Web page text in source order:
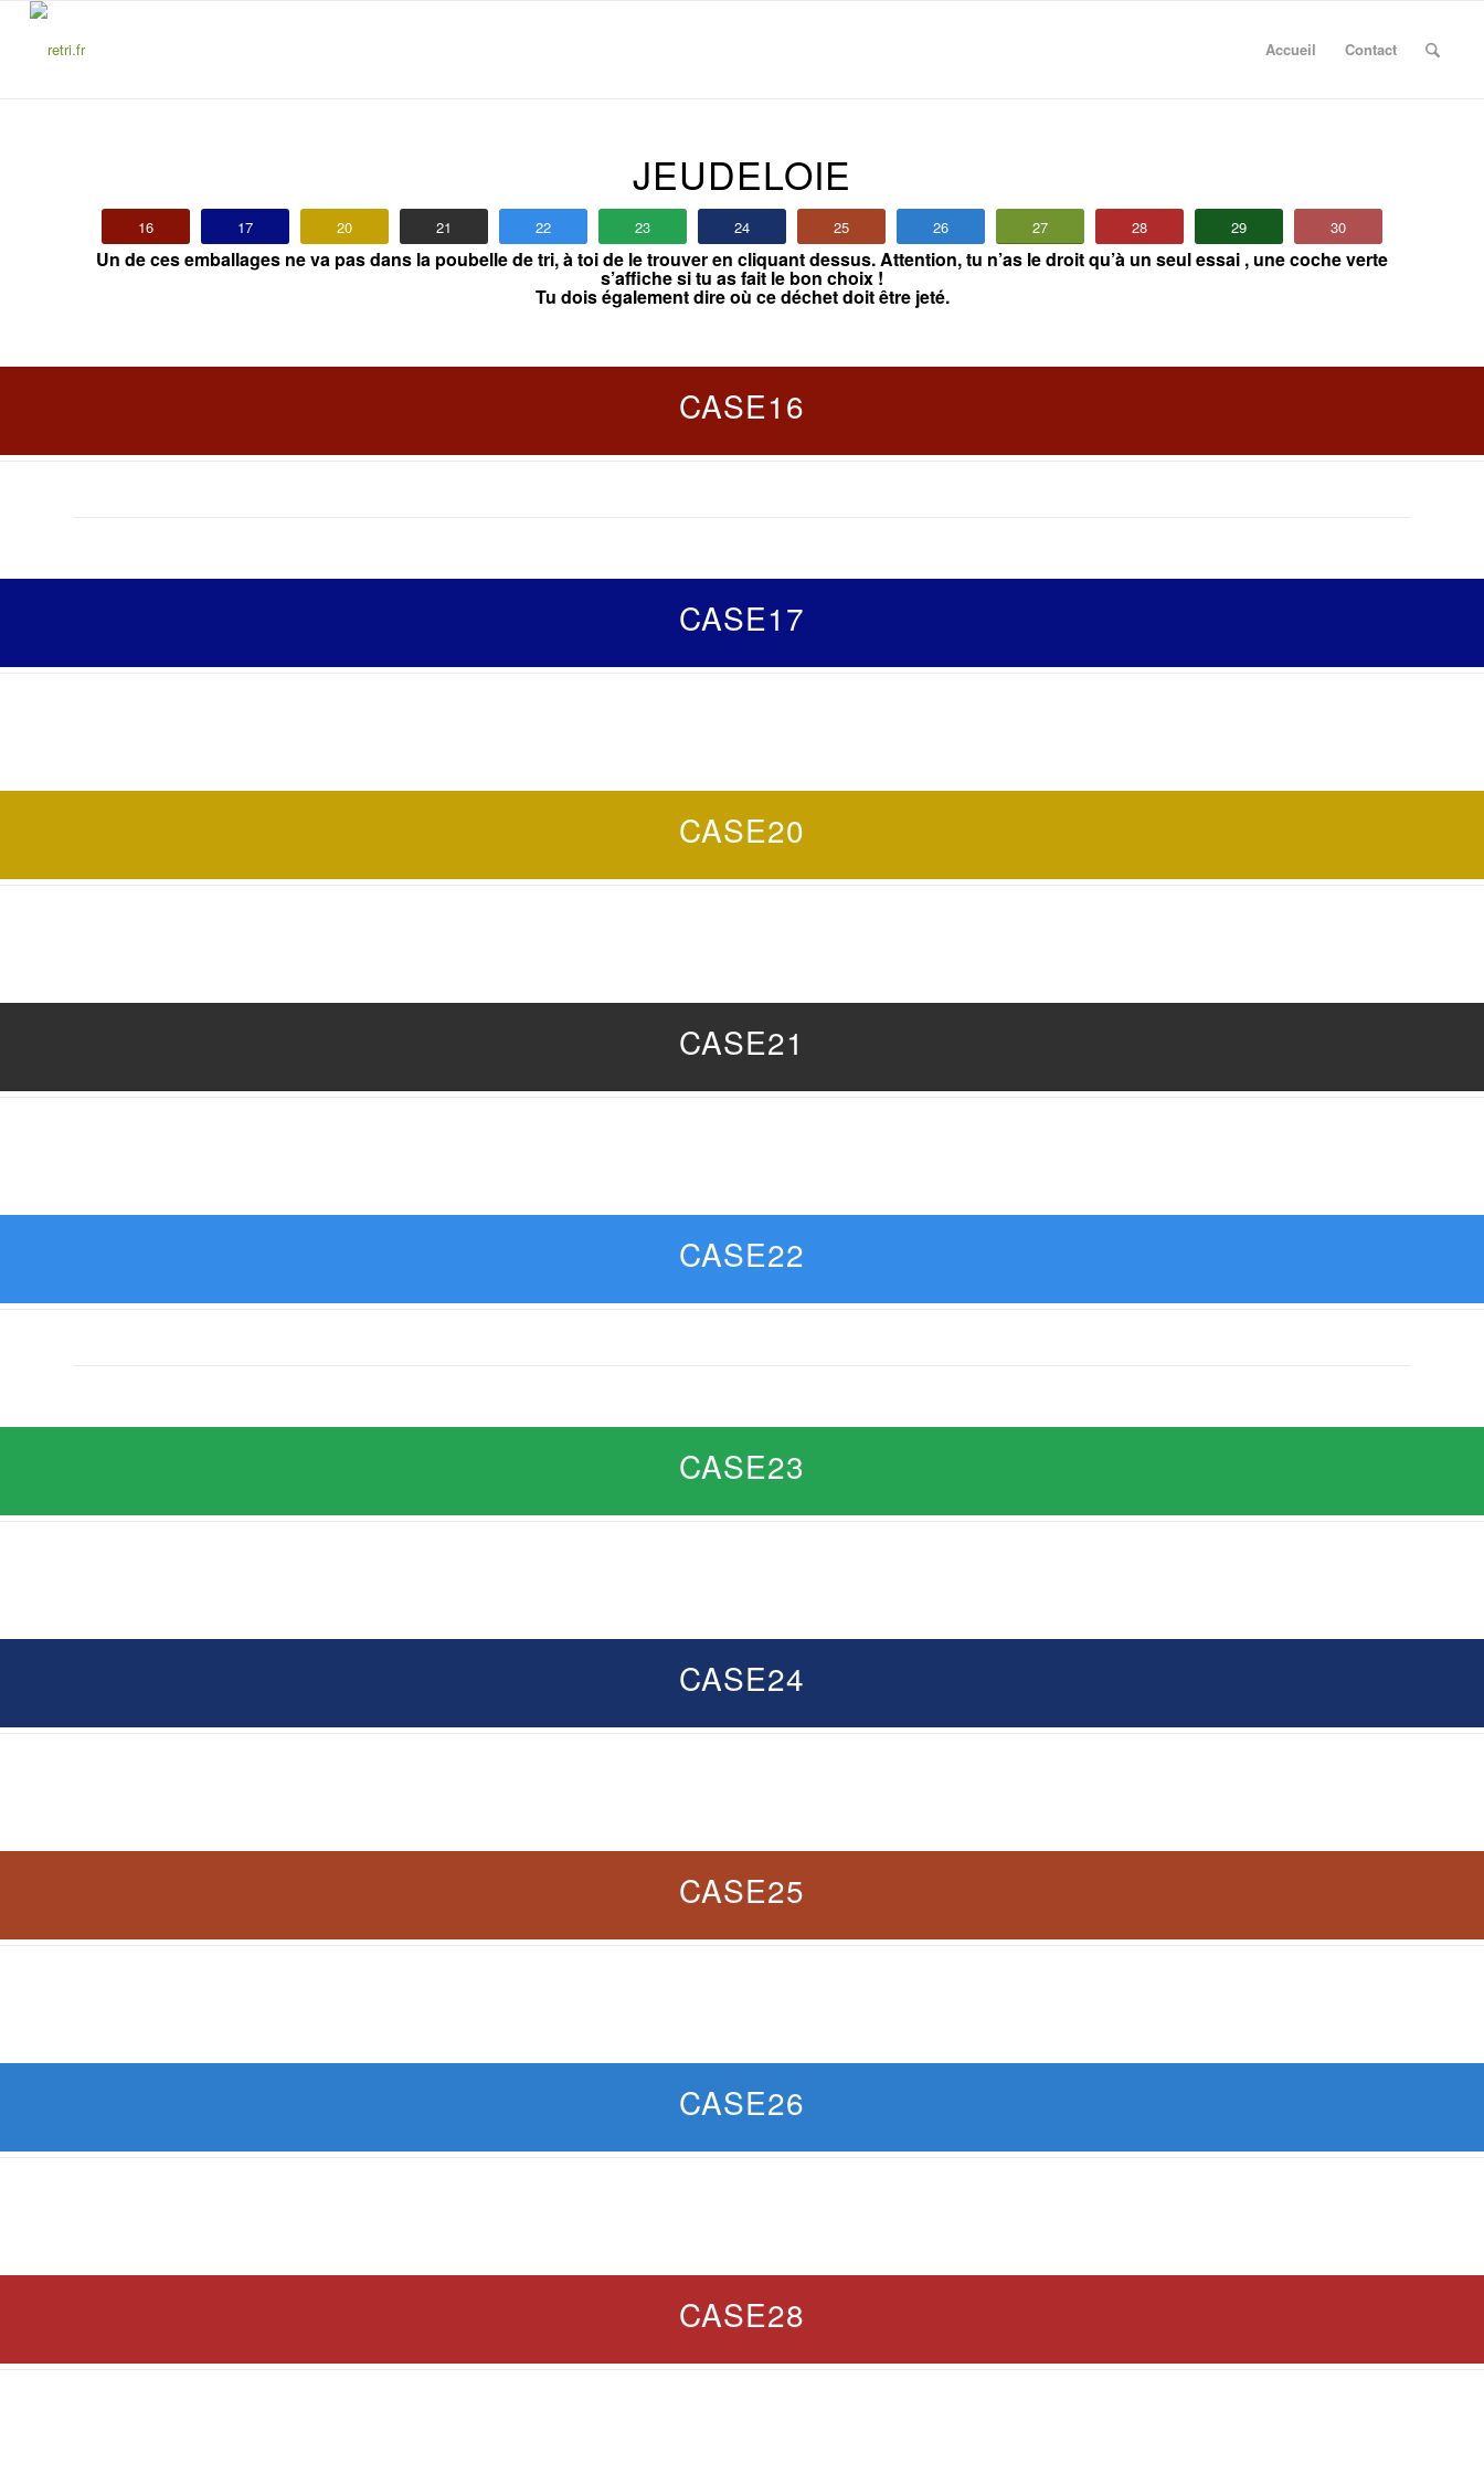
Accueil Contact
JEUDELOIE
16 17 20 21 22 23 24 25 26 27 28 29 30
Un de ces emballages ne va pas dans la poubelle de tri, à toi de le trouver en cliquant dessus. Attention, tu n’as le droit qu’à un seul essai , une coche verte
s’affiche si tu as fait le bon choix !
Tu dois également dire où ce déchet doit être jeté.
CASE16
CASE17
CASE20
CASE21
CASE22
CASE23
CASE24
CASE25
CASE26
CASE28